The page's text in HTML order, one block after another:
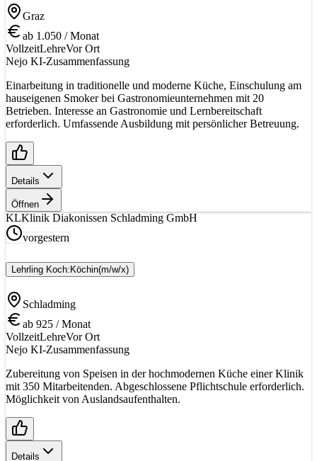
Graz
ab 1.050 / Monat
VollzeitLehreVor Ort
Nejo KI-Zusammenfassung
Einarbeitung in traditionelle und moderne Küche, Einschulung am
hauseigenen Smoker bei Gastronomieunternehmen mit 20
Betrieben. Interesse an Gastronomie und Lernbereitschaft
erforderlich. Umfassende Ausbildung mit persönlicher Betreuung.
Details
Öffnen
KLKlinik Diakonissen Schladming GmbH
vorgestern
Lehrling Koch:Köchin(m/w/x)
Schladming
ab 925 / Monat
VollzeitLehreVor Ort
Nejo KI-Zusammenfassung
Zubereitung von Speisen in der hochmodernen Küche einer Klinik
mit 350 Mitarbeitenden. Abgeschlossene Pflichtschule erforderlich.
Möglichkeit von Auslandsaufenthalten.
Details